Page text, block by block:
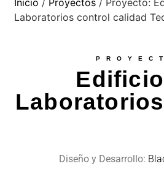
Inicio / Proyectos / Proyecto:
Laboratorios control calidad
Laboratorios
Diseño y Desarrollo: